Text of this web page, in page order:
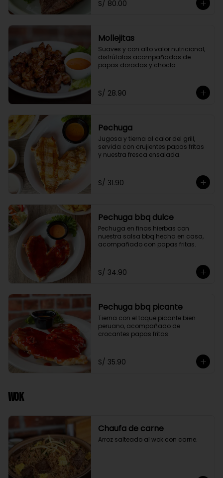
S/ 80.00
Mollejitas
Suaves y con alto valor nutricional,
disfrútalas acompañadas de
papas doradas y choclo
S/ 28.90
Pechuga
Jugosa y tierna al calor del grill,
servida con crujientes papas fritas
y nuestra fresca ensalada.
S/ 31.90
Pechuga bbq dulce
Pechuga en finas hierbas con
nuestra salsa bbq hecha en casa,
acompañado con papas fritas.
S/ 34.90
Pechuga bbq picante
Tierna con el toque picante bien
peruano, acompañado de
crocantes papas fritas.
S/ 35.90
Wok
Chaufa de carne
Arroz salteado al wok con carne.